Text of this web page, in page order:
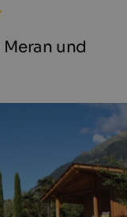
Meran und